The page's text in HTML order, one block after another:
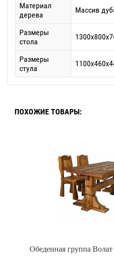
Материал
дерева
Массив
Размеры
стола
Размеры
стула
ПОХОЖИЕ ТОВАРЫ:
Обеденная группа